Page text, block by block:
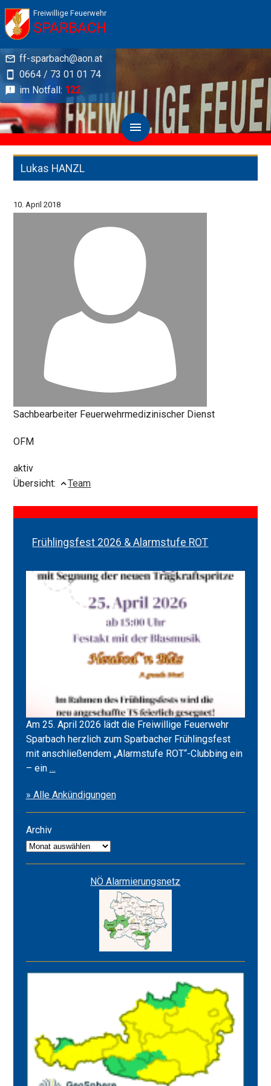
Freiwillige Feuerwehr
SPARBACH
ff-sparbach@aon.at
0664 / 73 01 01 74
im Notfall: 122
Lukas HANZL
10. April 2018
Sachbearbeiter Feuerwehrmedizinischer Dienst
OFM
aktiv
Übersicht:
Team
Frühlingsfest 2026 & Alarmstufe ROT
Am 25. April 2026 lädt die Freiwillige Feuerwehr
Sparbach herzlich zum Sparbacher Frühlingsfest
mit anschließendem „Alarmstufe ROT“-Clubbing ein
– ein …Frühlingsfest
&
Alarmstufe
» Alle Ankündigungen
Archiv
Archiv
NÖ Alarmierungsnetz